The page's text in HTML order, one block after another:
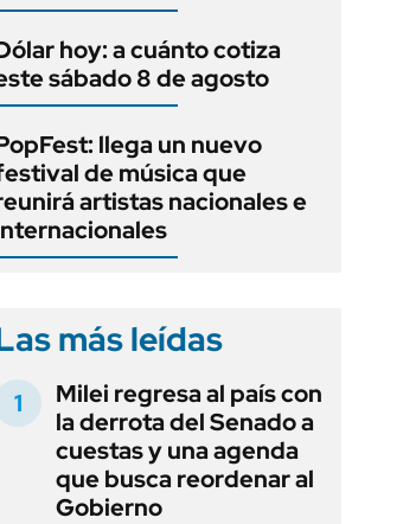
hoy: a cuánto cotiza
sábado 8 de agosto
llega un nuevo
de música que
artistas nacionales e
más leídas
Milei regresa al país con
la derrota del Senado a
cuestas y una agenda
que busca reordenar al
Gobierno